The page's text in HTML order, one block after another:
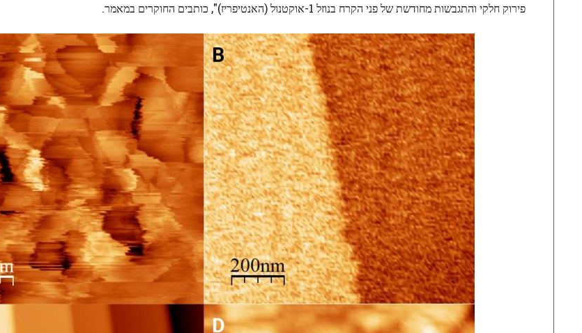
פירוק חלקי והתגבשות מחודשת של פני הקרח בנוזל 1-אוקטנול (האנטיפריז)", כותבים החוקרים במאמר.